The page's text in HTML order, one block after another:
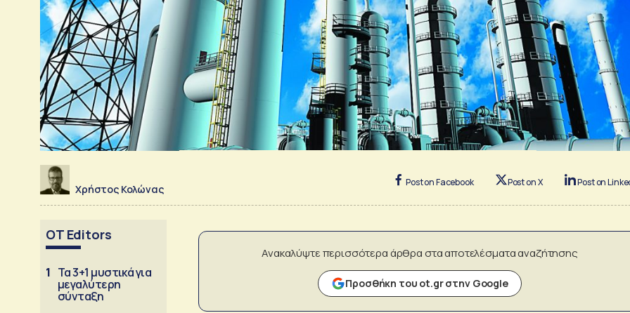
Χρήστος Κολώνας
Post on Facebook Post on X Post on
OT Editors
1 Τα 3+1 μυστικά για
μεγαλύτερη
σύνταξη
Ανακαλύψτε περισσότερα άρθρα στα αποτελέσματα αναζήτησης
Προσθήκη του ot.gr στην Google